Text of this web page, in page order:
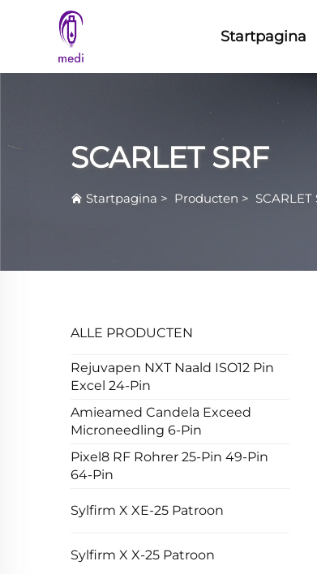
Startpagina
SCARLET SRF
Startpagina > Producten > SCARLET
ALLE PRODUCTEN
Rejuvapen NXT Naald ISO12 Pin
Excel 24-Pin
Amieamed Candela Exceed
Microneedling 6-Pin
Pixel8 RF Rohrer 25-Pin 49-Pin
64-Pin
Sylfirm X XE-25 Patroon
Sylfirm X X-25 Patroon